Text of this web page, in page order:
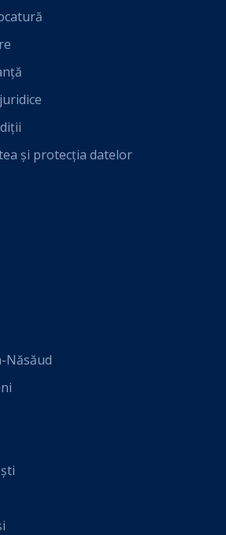
și protecția datelor
Năsăud